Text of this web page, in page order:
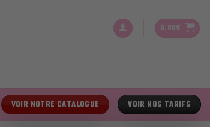
0.00€
VOIR NOTRE CATALOGUE VOIR NOS TARIFS